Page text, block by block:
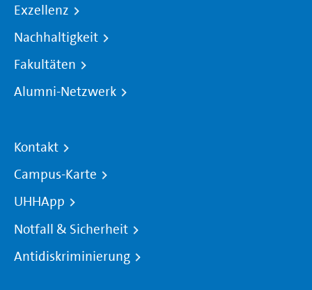
Exzellenz
Nachhaltigkeit
Fakultäten
Alumni-Netzwerk
Kontakt
Campus-Karte
UHHApp
Notfall & Sicherheit
Antidiskriminierung